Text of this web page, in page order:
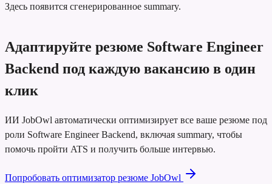
Здесь появится сгенерированное summary.
Адаптируйте резюме Software Engineer
Backend под каждую вакансию в один
клик
ИИ JobOwl автоматически оптимизирует все ваше резюме под
роли Software Engineer Backend, включая summary, чтобы
помочь пройти ATS и получить больше интервью.
Попробовать оптимизатор резюме JobOwl